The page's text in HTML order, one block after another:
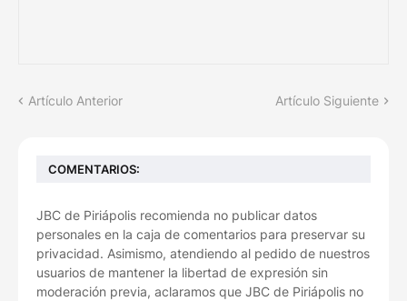
Artículo Anterior Artículo Siguiente
COMENTARIOS:
JBC de Piriápolis recomienda no publicar datos
personales en la caja de comentarios para preservar su
privacidad. Asimismo, atendiendo al pedido de nuestros
usuarios de mantener la libertad de expresión sin
moderación previa, aclaramos que JBC de Piriápolis no